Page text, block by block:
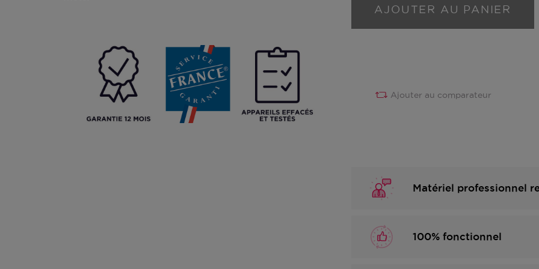
AJOUTER AU PANIER
Ajouter au comparateur
Matériel professionnel
100% fonctionnel